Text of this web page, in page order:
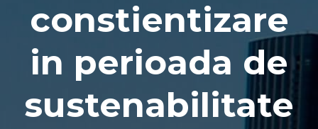
constientizare
in perioada de
sustenabilitate